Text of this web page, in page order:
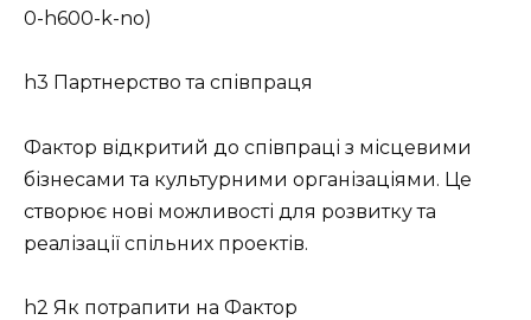
0-h600-k-no)
h3 Партнерство та співпраця
Фактор відкритий до співпраці з місцевими
бізнесами та культурними організаціями. Це
створює нові можливості для розвитку та
реалізації спільних проектів.
h2 Як потрапити на Фактор